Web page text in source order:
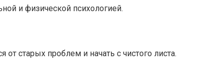
и физической психологией.
старых проблем и начать с чистого листа.